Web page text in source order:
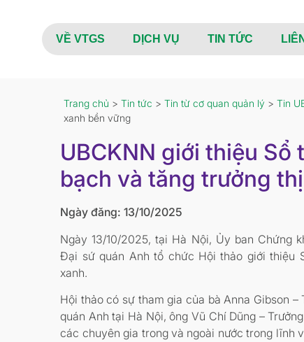
VỀ VTGS DỊCH VỤ TIN TỨC
Trang chủ >Tin tức >Tin từ cơ quan quản lý >Tin
xanh bền vững
UBCKNN giới thiệu
bạch và tăng trưởng
Ngày đăng: 13/10/2025
Ngày 13/10/2025, tại Hà Nội, Ủy ban Chứng
Đại sứ quán Anh tổ chức Hội thảo giới thiệu
xanh.
Hội thảo có sự tham gia của bà Anna Gibson
quán Anh tại Hà Nội, ông Vũ Chí Dũng –
các chuyên gia trong và ngoài nước trong lĩnh